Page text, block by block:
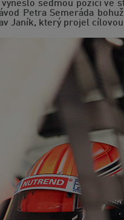
sedmou pozici ve
Petra Semeráda
Janík, který projel